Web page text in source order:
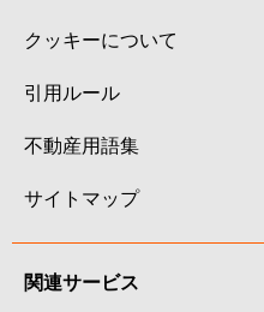
クッキーについて
引用ルール
不動産用語集
サイトマップ
関連サービス